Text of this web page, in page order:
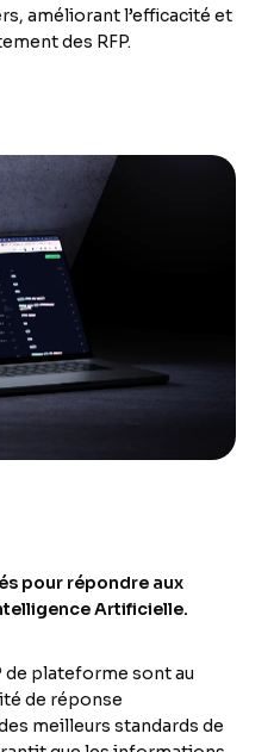
améliorant l’efficacité et
des RFP.
pour répondre aux
Artificielle.
de plateforme sont au
de réponse
meilleurs standards de